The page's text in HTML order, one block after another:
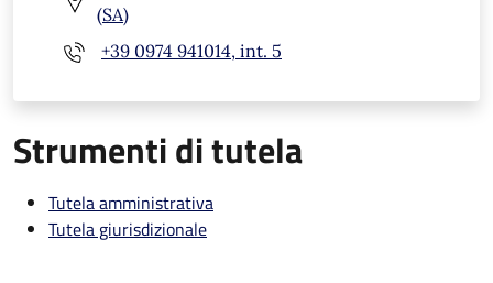
(SA)
+39 0974 941014, int. 5
Strumenti di tutela
Tutela amministrativa
Tutela giurisdizionale